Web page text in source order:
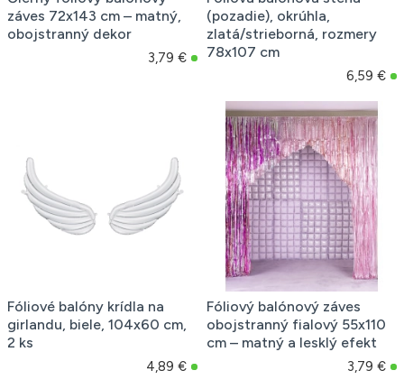
záves 72x143 cm – matný,
obojstranný dekor
3,79 €
(pozadie), okrúhla,
zlatá/strieborná, rozmery
78x107 cm
6,59 €
Fóliové balóny krídla na
girlandu, biele, 104x60 cm,
2 ks
4,89 €
Fóliový balónový záves
obojstranný fialový 55x110
cm – matný a lesklý efekt
3,79 €